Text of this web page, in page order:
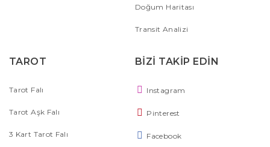
Doğum Haritası
Transit Analizi
TAROT
Tarot Falı
Tarot Aşk Falı
3 Kart Tarot Falı
BİZİ TAKİP EDİN
Instagram
Pinterest
Facebook